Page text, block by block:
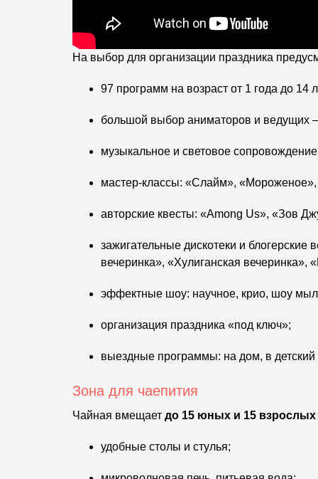
На выбор для организации праздника
97 программ на возраст от 1 года до 14
большой выбор аниматоров и ведущих
музыкальное и световое
мастер-классы: «Слайм»,
авторские квесты: «Among Us», «Зов
зажигательные дискотеки и
вечеринка», «Хулиганская
эффектные шоу: научное, крио, шоу
организация праздника «под ключ»;
выездные программы: на дом, в детский
Зона для чаепития
Чайная вмещает до 15 юных и 15 взрослых
удобные столы и стулья;